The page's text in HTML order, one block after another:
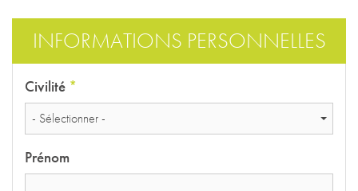
INFORMATIONS PERSONNELLES
Civilité *
- Sélectionner -
Prénom